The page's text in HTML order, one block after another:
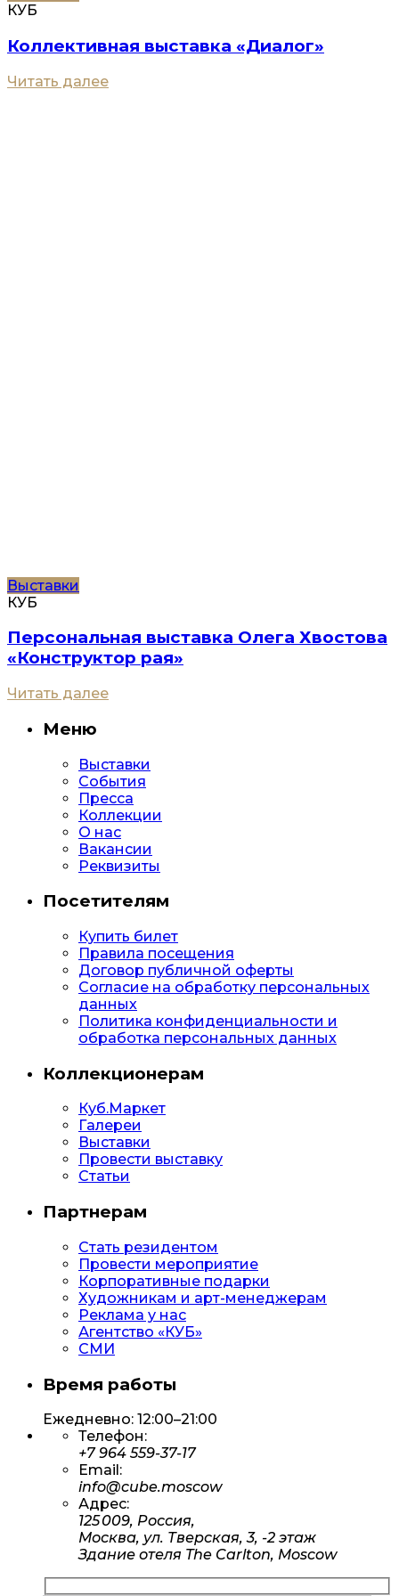
КУБ
Коллективная выставка «Диалог»
Читать далее
Выставки
КУБ
Персональная выставка Олега Хвостова
«Конструктор рая»
Читать далее
Меню
Выставки
События
Пресса
Коллекции
О нас
Вакансии
Реквизиты
Посетителям
Купить билет
Правила посещения
Договор публичной оферты
Согласие на обработку персональных
данных
Политика конфиденциальности и
обработка персональных данных
Коллекционерам
Куб.Маркет
Галереи
Выставки
Провести выставку
Статьи
Партнерам
Стать резидентом
Провести мероприятие
Корпоративные подарки
Художникам и арт-менеджерам
Реклама у нас
Агентство «КУБ»
СМИ
Время работы
Ежедневно: 12:00–21:00
Телефон:
+7 964 559-37-17
Email:
info@cube.moscow
Адрес:
125 009, Россия,
Москва, ул. Тверская, 3, -2 этаж
Здание отеля The Carlton, Moscow